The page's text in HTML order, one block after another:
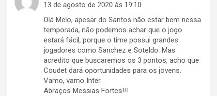
13 de agosto de 2020 às 19:10
Olá Melo, apesar do Santos não estar bem nessa
temporada, não podemos achar que o jogo
estará fácil, porque o time possui grandes
jogadores como Sanchez e Soteldo. Mas
acredito que buscaremos os 3 pontos, acho que
Coudet dará oportunidades para os jovens.
Vamo, vamo Inter.
Abraços Messias Fortes!!!